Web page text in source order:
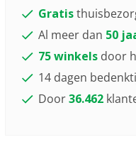
Gratis
Al meer dan 50
75 winkelsdoor
14 dagen
Door36.462